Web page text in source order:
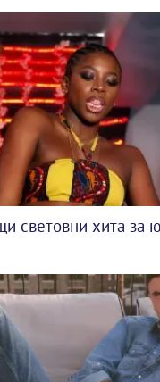
световни хита за